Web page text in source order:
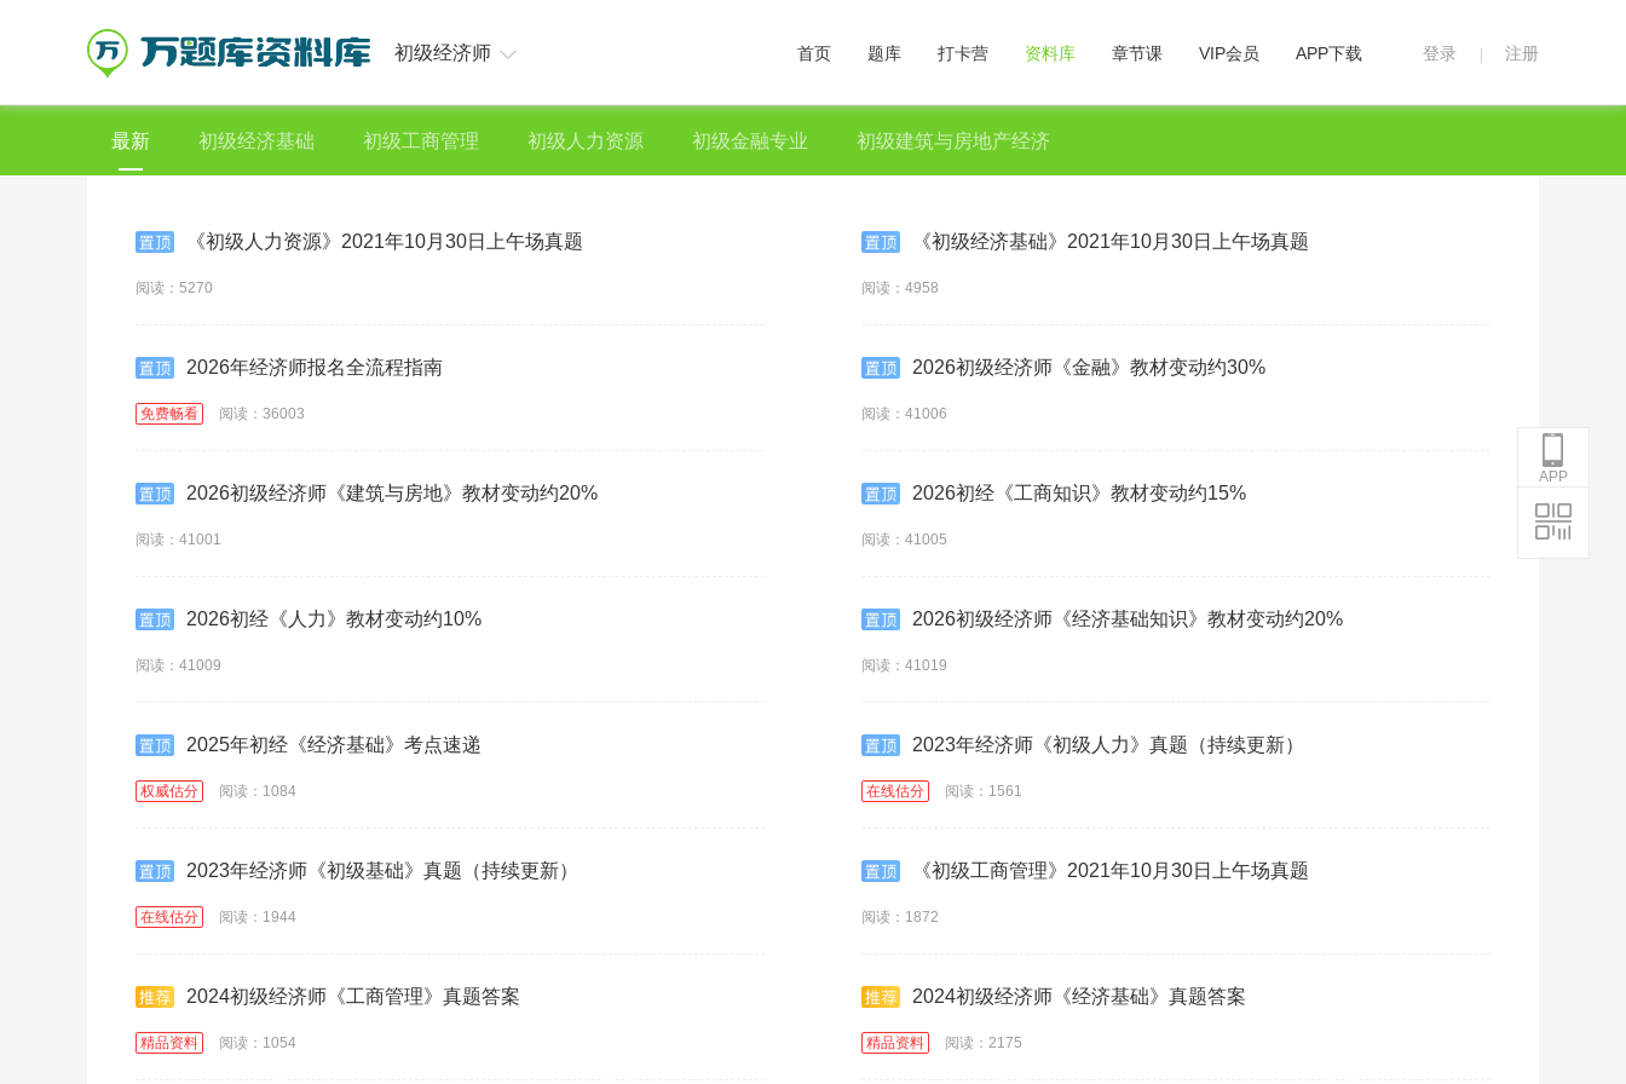
登录 注册
首页 题库 打卡营 资料库 章节课 VIP会员 APP下载
初级经济师
最新 初级经济基础 初级工商管理 初级人力资源 初级金融专业 初级建筑与房地产经济
《初级人力资源》2021年10月30日上午场真题
阅读：5270
《初级经济基础》2021年10月30日上午场真题
阅读：4958
2026年经济师报名全流程指南
免费畅看 阅读：36003
2026初级经济师《金融》教材变动约30%
阅读：41006
2026初级经济师《建筑与房地》教材变动约20%
阅读：41001
2026初经《工商知识》教材变动约15%
阅读：41005
2026初经《人力》教材变动约10%
阅读：41009
2026初级经济师《经济基础知识》教材变动约20%
阅读：41019
2025年初经《经济基础》考点速递
权威估分 阅读：1084
2023年经济师《初级人力》真题（持续更新）
在线估分 阅读：1561
2023年经济师《初级基础》真题（持续更新）
在线估分 阅读：1944
《初级工商管理》2021年10月30日上午场真题
阅读：1872
2024初级经济师《工商管理》真题答案
精品资料 阅读：1054
2024初级经济师《经济基础》真题答案
精品资料 阅读：2175
APP